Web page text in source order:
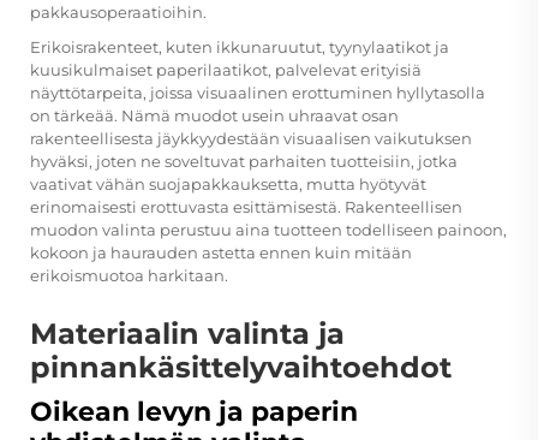
pakkausoperaatioihin.
Erikoisrakenteet, kuten ikkunaruutut, tyynylaatikot ja
kuusikulmaiset paperilaatikot, palvelevat erityisiä
näyttötarpeita, joissa visuaalinen erottuminen hyllytasolla
on tärkeää. Nämä muodot usein uhraavat osan
rakenteellisesta jäykkyydestään visuaalisen vaikutuksen
hyväksi, joten ne soveltuvat parhaiten tuotteisiin, jotka
vaativat vähän suojapakkauksetta, mutta hyötyvät
erinomaisesti erottuvasta esittämisestä. Rakenteellisen
muodon valinta perustuu aina tuotteen todelliseen painoon,
kokoon ja haurauden astetta ennen kuin mitään
erikoismuotoa harkitaan.
Materiaalin valinta ja
pinnankäsittelyvaihtoehdot
Oikean levyn ja paperin